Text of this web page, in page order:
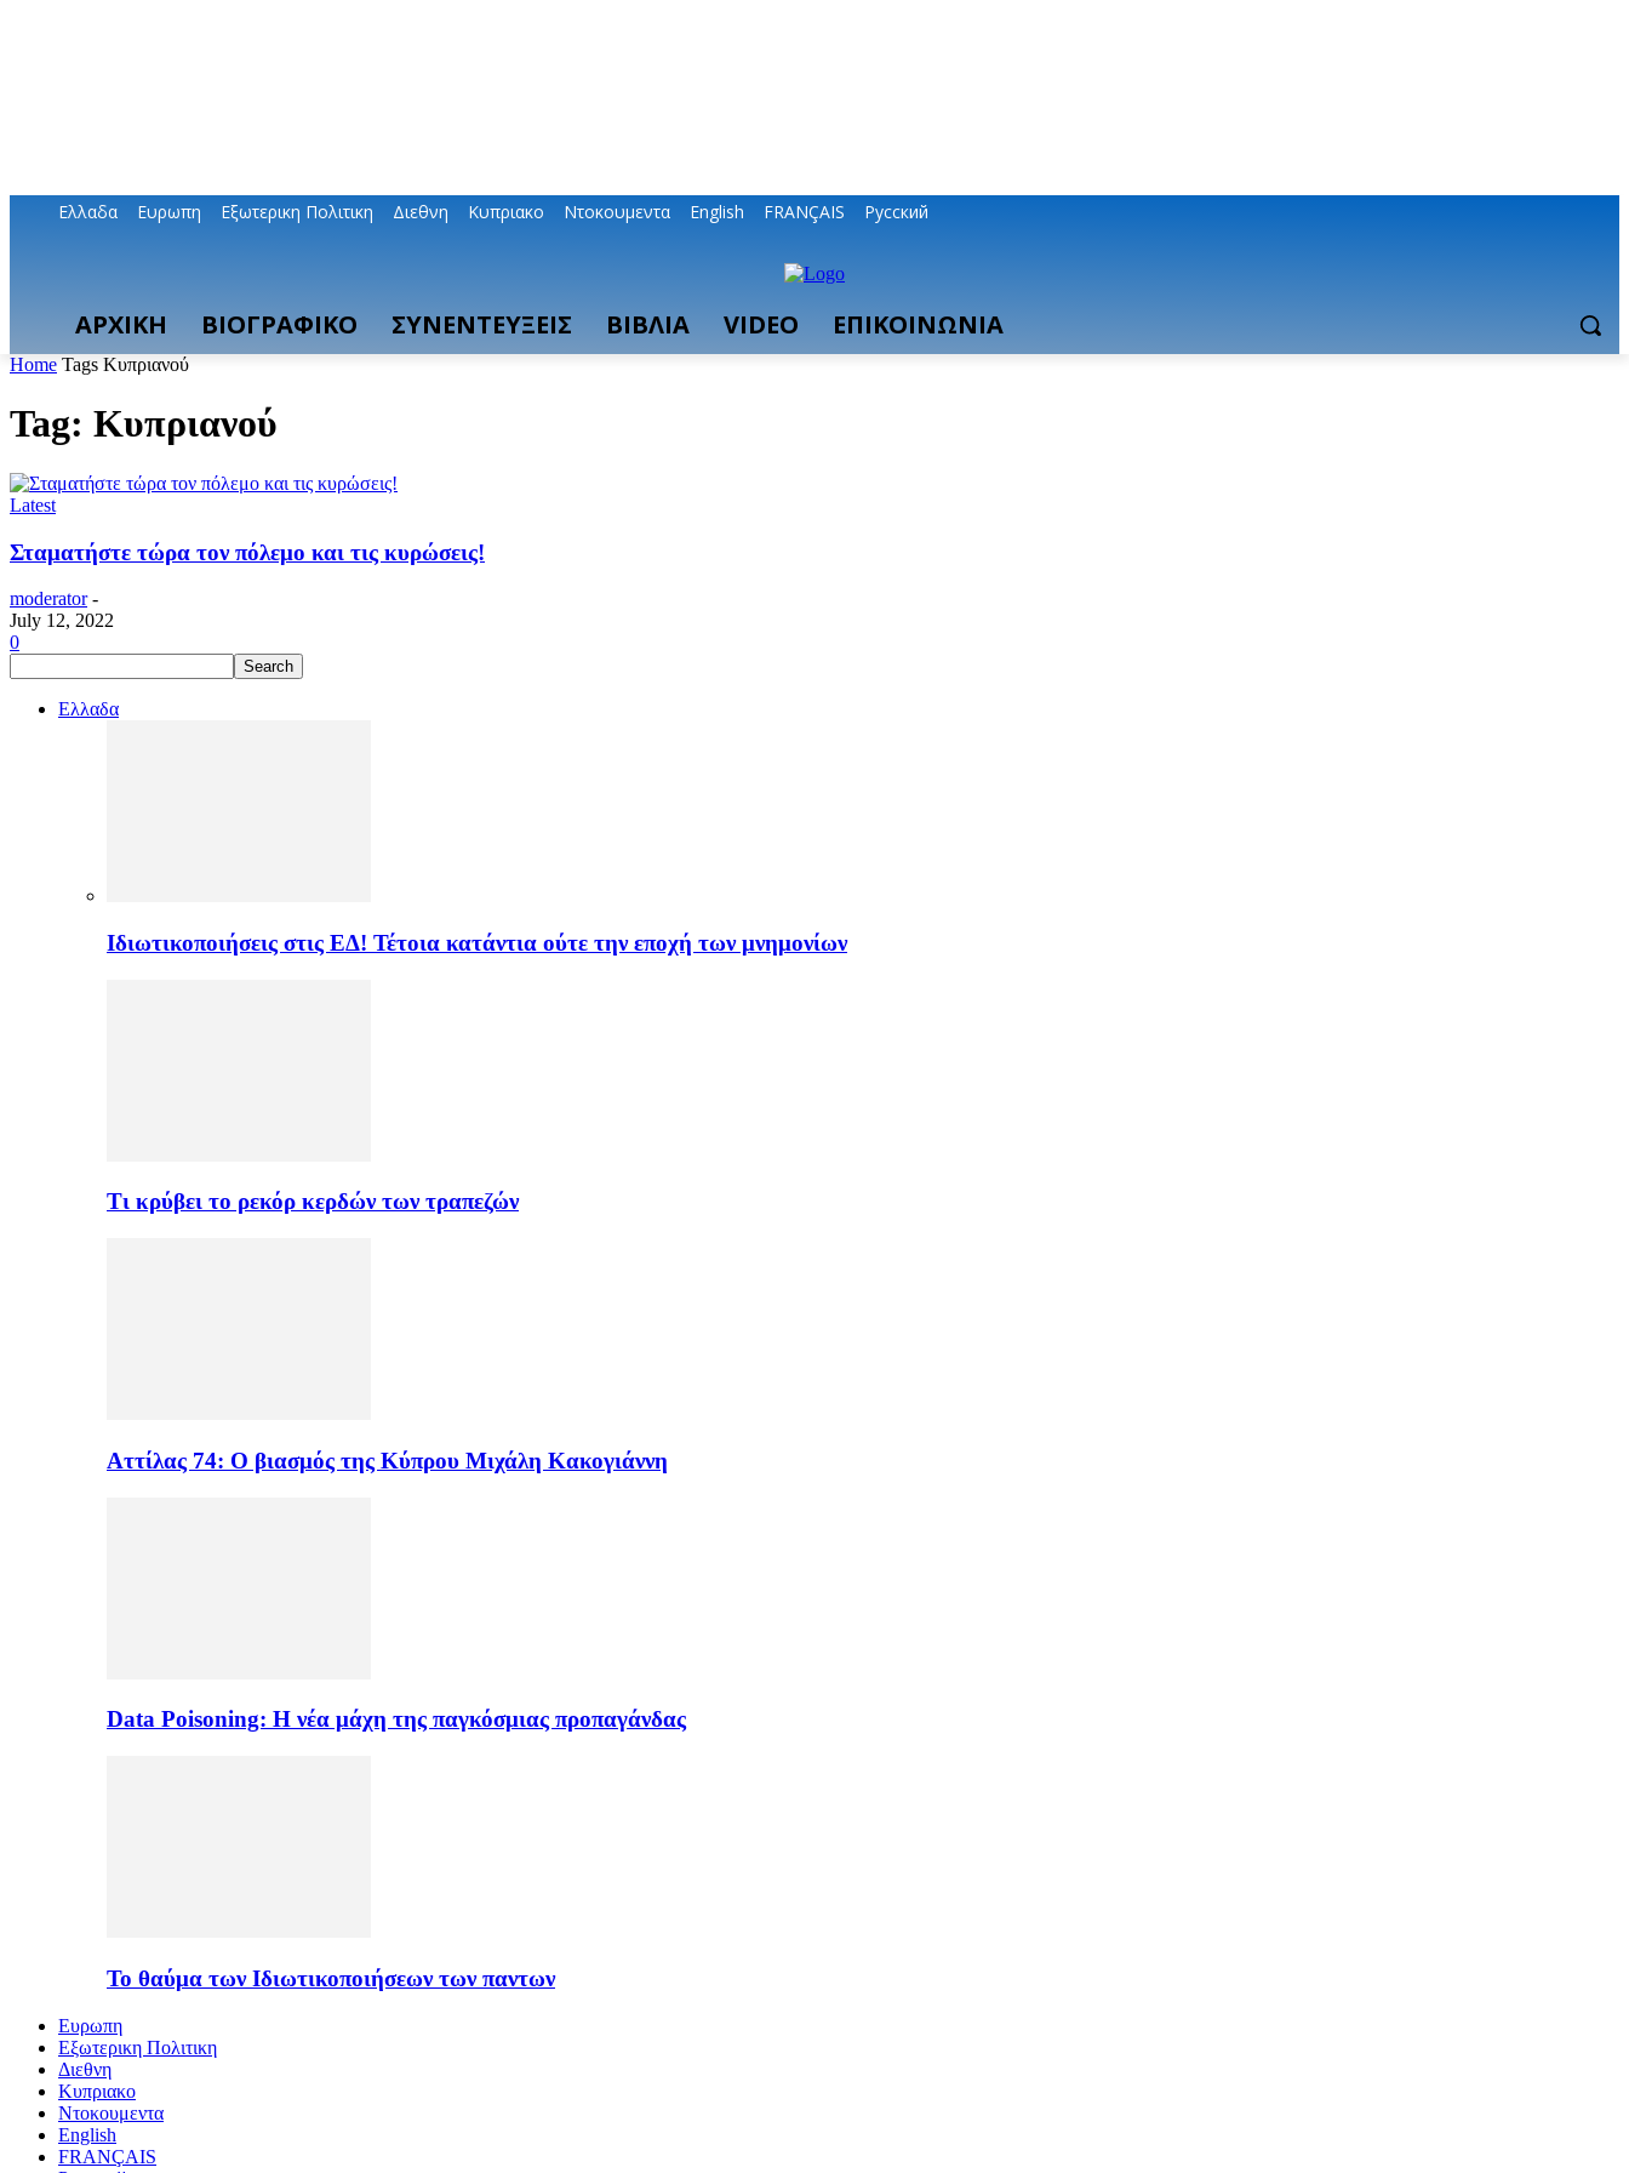
Ελλαδα Ευρωπη Εξωτερικη Πολιτικη Διεθνη Κυπριακο Ντοκουμεντα English FRANÇAIS Русский
ΑΡΧΙΚΗ ΒΙΟΓΡΑΦΙΚΟ ΣΥΝΕΝΤΕΥΞΕΙΣ ΒΙΒΛΙΑ VIDEO ΕΠΙΚΟΙΝΩΝΙΑ
Home Tags Κυπριανού
Tag: Κυπριανού
Latest
Σταματήστε τώρα τον πόλεμο και τις κυρώσεις!
moderator -
July 12, 2022
0
Ελλαδα
Ιδιωτικοποιήσεις στις ΕΔ! Τέτοια κατάντια ούτε την εποχή των μνημονίων
Τι κρύβει το ρεκόρ κερδών των τραπεζών
Αττίλας 74: Ο βιασμός της Κύπρου Μιχάλη Κακογιάννη
Data Poisoning: Η νέα μάχη της παγκόσμιας προπαγάνδας
Το θαύμα των Ιδιωτικοποιήσεων των παντων
Ευρωπη
Εξωτερικη Πολιτικη
Διεθνη
Κυπριακο
Ντοκουμεντα
English
FRANÇAIS